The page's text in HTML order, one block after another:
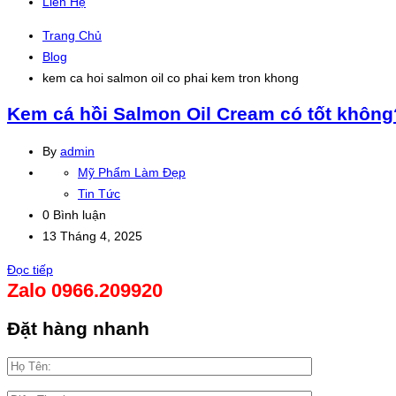
Trang Chủ
Blog
kem ca hoi salmon oil co phai kem tron khong
Kem cá hồi Salmon Oil Cream có tốt
By admin
Mỹ Phẩm Làm Đẹp
Tin Tức
0 Bình luận
13 Tháng 4, 2025
Đọc tiếp
Zalo 0966.209920
Đặt hàng nhanh